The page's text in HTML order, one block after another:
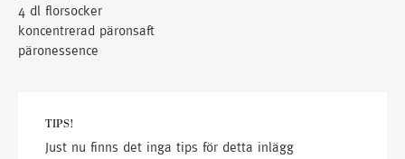
4 dl florsocker
koncentrerad päronsaft
päronessence
TIPS!
Just nu finns det inga tips för detta inlägg